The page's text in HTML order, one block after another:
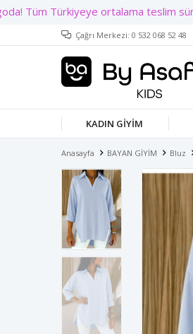
Çağrı Merkezi: 0 532 068 52 48
KADIN GIYIM
Anasayfa BAYAN GİYİM Bluz